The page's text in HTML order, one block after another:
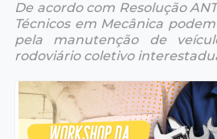
De acordo com Resolução
Técnicos em Mecânica
pela manutenção de
rodoviário coletivo